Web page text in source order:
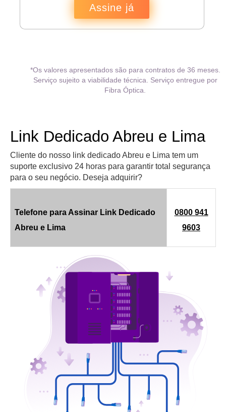
Assine já
*Os valores apresentados são para contratos de 36 meses.
Serviço sujeito a viabilidade técnica. Serviço entregue por
Fibra Óptica.
Link Dedicado Abreu e Lima
Cliente do nosso link dedicado Abreu e Lima tem um
suporte exclusivo 24 horas para garantir total segurança
para o seu negócio. Deseja adquirir?
Telefone para Assinar Link Dedicado
Abreu e Lima
0800 941
9603